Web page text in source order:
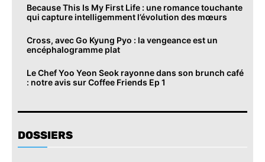
Because This Is My First Life : une romance touchante
qui capture intelligemment l’évolution des mœurs
Cross, avec Go Kyung Pyo : la vengeance est un
encéphalogramme plat
Le Chef Yoo Yeon Seok rayonne dans son brunch café
: notre avis sur Coffee Friends Ep 1
DOSSIERS